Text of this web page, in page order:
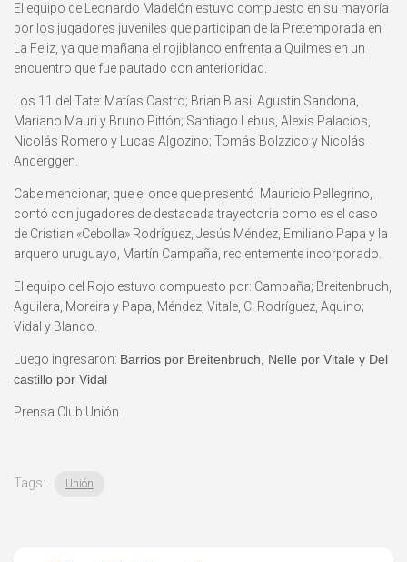
El equipo de Leonardo Madelón estuvo compuesto en su mayoría
por los jugadores juveniles que participan de la Pretemporada en
La Feliz, ya que mañana el rojiblanco enfrenta a Quilmes en un
encuentro que fue pautado con anterioridad.
Los 11 del Tate: Matías Castro; Brian Blasi, Agustín Sandona,
Mariano Mauri y Bruno Pittón; Santiago Lebus, Alexis Palacios,
Nicolás Romero y Lucas Algozino; Tomás Bolzzico y Nicolás
Anderggen.
Cabe mencionar, que el once que presentó Mauricio Pellegrino,
contó con jugadores de destacada trayectoria como es el caso
de Cristian «Cebolla» Rodríguez, Jesús Méndez, Emiliano Papa y la
arquero uruguayo, Martín Campaña, recientemente incorporado.
El equipo del Rojo estuvo compuesto por: Campaña; Breitenbruch,
Aguilera, Moreira y Papa, Méndez, Vitale, C. Rodríguez, Aquino;
Vidal y Blanco.
Luego ingresaron: Barrios por Breitenbruch, Nelle por Vitale y Del
castillo por Vidal
Prensa Club Unión
Tags: Unión